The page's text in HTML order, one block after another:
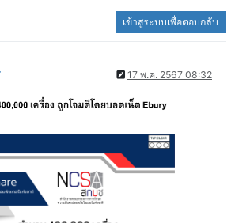
เข้าสู่ระบบเพื่อตอบกลับ
17 พ.ค. 2567 08:32